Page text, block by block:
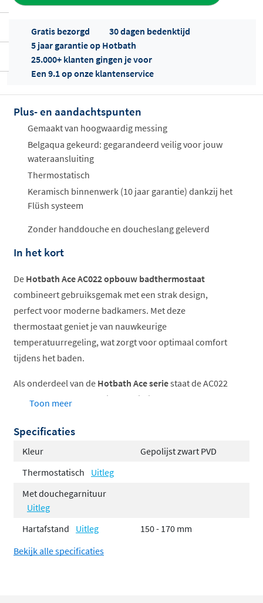
Offertes
ophalen...
Gratis bezorgd
30 dagen bedenktijd
5 jaar garantie op Hotbath
25.000+ klanten gingen je voor
Een 9.1 op onze klantenservice
Plus- en aandachtspunten
Gemaakt van hoogwaardig messing
Belgaqua gekeurd: gegarandeerd veilig voor jouw
wateraansluiting
Thermostatisch
Keramisch binnenwerk (10 jaar garantie) dankzij het
Flüsh systeem
Zonder handdouche en doucheslang geleverd
In het kort
De Hotbath Ace AC022 opbouw badthermostaat
combineert gebruiksgemak met een strak design,
perfect voor moderne badkamers. Met deze
thermostaat geniet je van nauwkeurige
temperatuurregeling, wat zorgt voor optimaal comfort
tijdens het baden.
Als onderdeel van de Hotbath Ace seriestaat de AC022
garant voor hoogwaardige kwaliteit en een slanke
alternatief is voor de Cobber serie.
Let op: de thermostaat wordt geleverdzonder
handdouche, houder en doucheslang
dien je apart bij te bestellen om je set compleet te
maken. Verkrijgbaar in zes stijlvolle kleuren, zodat je de
badkamerstijl.
Toon meer
Specificaties
Kleur
Gepolijst zwart PVD
Thermostatisch
Uitleg
Met douchegarnituur
Uitleg
Hartafstand
Uitleg
150 - 170 mm
Bekijk alle specificaties